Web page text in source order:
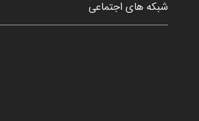
شبکه های اجتماعی